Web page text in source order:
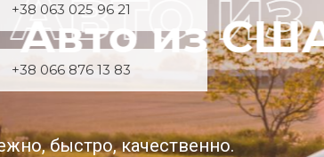
+38 063 025 96 21
+38 066 876 13 83
быстро, качественно.